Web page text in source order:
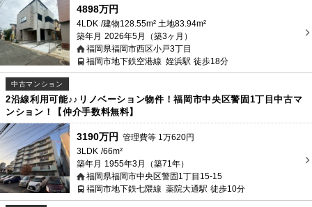
4LDK 建物128.55m² 土地83.94m²
築年月 2026年5月（築3ヶ月）
福岡県福岡市西区小戸3丁目
福岡市地下鉄空港線 姪浜駅 徒歩18分
4898万円
中古マンション
2沿線利用可能♪♪リノベーション物件！福岡市中央区警固1丁目中古マ
ンション！【仲介手数料無料】
3LDK 66m²
築年月 1955年3月（築71年）
福岡県福岡市中央区警固1丁目15-15
福岡市地下鉄七隈線 薬院大通駅 徒歩10分
3190万円 管理費等 1万620円